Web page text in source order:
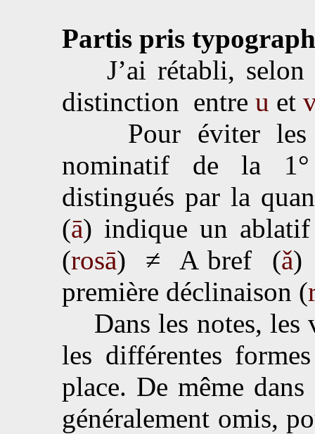
Partis pris
J’ai rétabli, selon
distinction entre u et
Pour éviter les
nominatif de la 1°
distingués par la
(ā) indique un
(rosā) ≠ A bref (ǎ)
première déclinaison (
Dans les notes, les
les différentes
place. De même
généralement omis,